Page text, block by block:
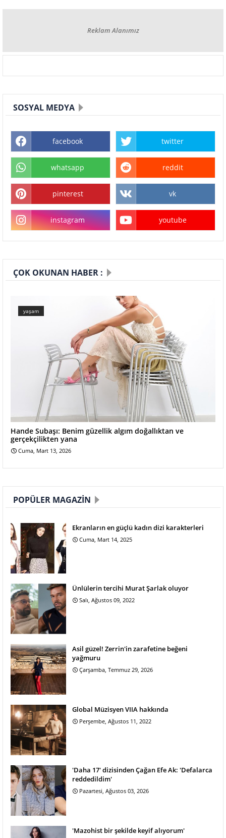
Reklam Alanımız
SOSYAL MEDYA
facebook twitter
whatsapp reddit
pinterest vk
instagram youtube
ÇOK OKUNAN HABER :
yaşam
Hande Subaşı: Benim güzellik algım doğallıktan ve
gerçekçilikten yana
Cuma, Mart 13, 2026
POPÜLER MAGAZIN
Ekranların en güçlü kadın dizi karakterleri
Cuma, Mart 14, 2025
Ünlülerin tercihi Murat Şarlak oluyor
Salı, Ağustos 09, 2022
Asil güzel! Zerrin'in zarafetine beğeni
yağmuru
Çarşamba, Temmuz 29, 2026
Global Müzisyen VIIA hakkında
Perşembe, Ağustos 11, 2022
'Daha 17' dizisinden Çağan Efe Ak: 'Defalarca
reddedildim'
Pazartesi, Ağustos 03, 2026
'Mazohist bir şekilde keyif alıyorum'